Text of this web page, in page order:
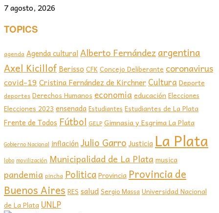
7 agosto, 2026
TOPICS
agenda Agenda culturalAlberto Fernández argentina
Axel Kicillof Berisso CFKConcejo Deliberante coronavirus
covid-19 Cristina Fernández de Kirchner Cultura Deporte
deportes Derechos Humanos economia educación Elecciones
Elecciones 2023 ensenada Estudiantes Estudiantes de La Plata
Frente de Todos Fútbol GELP Gimnasia y Esgrima La Plata
Gobierno Nacional inflación Julio Garro Justicia La Plata
lobo movilización Municipalidad de La Plata musica
pandemia pincha PoliticaProvincia Provincia de
Buenos Aires RES saludSergio MassaUniversidad Nacional
de La Plata UNLP